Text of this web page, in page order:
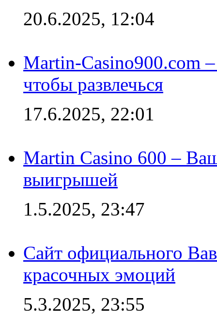
20.6.2025, 12:04
Martin-Casino900.com
чтобы развлечься
17.6.2025, 22:01
Martin Casino 600 –
выигрышей
1.5.2025, 23:47
Сайт официального
красочных эмоций
5.3.2025, 23:55